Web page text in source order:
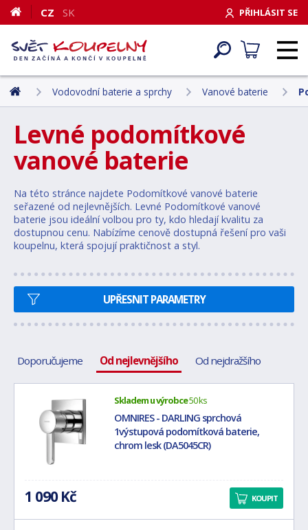
PŘIHLÁSIT SE
CZ SK
Vodovodní baterie a sprchy Vanové baterie
Levné podomítkové
vanové baterie
Na této stránce najdete Podomítkové vanové baterie
seřazené od nejlevnějších. Levné Podomítkové vanové
baterie jsou ideální volbou pro ty, kdo hledají kvalitu za
dostupnou cenu. Nabízíme cenově dostupná řešení pro vaši
koupelnu, která spojují praktičnost a styl.
UPŘESNIT PARAMETRY
Doporučujeme Od nejlevnějšího Od nejdražšího
Skladem u výrobce50 ks
OMNIRES - DARLING sprchová
1výstupová podomítková baterie,
chrom lesk (DA5045CR)
1 090 Kč KOUPIT